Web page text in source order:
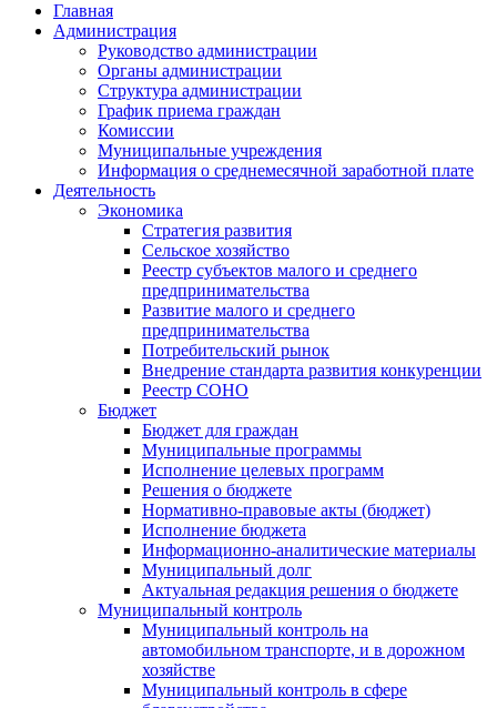
Главная
Администрация
Руководство администрации
Органы администрации
Структура администрации
График приема граждан
Комиссии
Муниципальные учреждения
Информация о среднемесячной заработной плате
Деятельность
Экономика
Стратегия развития
Сельское хозяйство
Реестр субъектов малого и среднего
предпринимательства
Развитие малого и среднего
предпринимательства
Потребительский рынок
Внедрение стандарта развития конкуренции
Реестр СОНО
Бюджет
Бюджет для граждан
Муниципальные программы
Исполнение целевых программ
Решения о бюджете
Нормативно-правовые акты (бюджет)
Исполнение бюджета
Информационно-аналитические материалы
Муниципальный долг
Актуальная редакция решения о бюджете
Муниципальный контроль
Муниципальный контроль на
автомобильном транспорте, и в дорожном
хозяйстве
Муниципальный контроль в сфере